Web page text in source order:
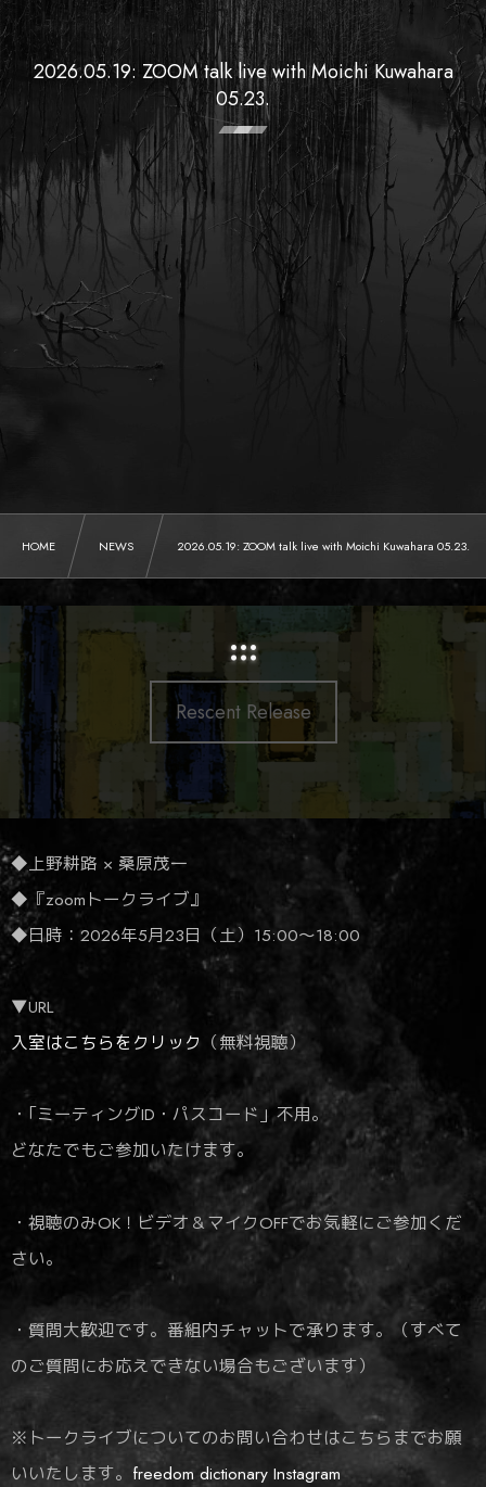
2026.05.19: ZOOM talk live with Moichi Kuwahara
05.23.
HOME NEWS 2026.05.19: ZOOM talk live with Moichi Kuwahara 05.23.
:::
Rescent Release
◆上野耕路 × 桑原茂一
◆『zoomトークライブ』
◆日時：2026年5月23日（土）15:00〜18:00
▼URL
入室はこちらをクリック （無料視聴）
・｢ミーティングID・パスコード」不用。
どなたでもご参加いたけます。
・視聴のみOK！ビデオ＆マイクOFFでお気軽にご参加くだ
さい。
・質問大歓迎です。番組内チャットで承ります。（すべて
のご質問にお応えできない場合もございます）
※トークライブについてのお問い合わせはこちらまでお願
いいたします。 freedom dictionary Instagram